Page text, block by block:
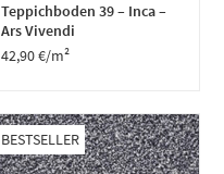
Teppichboden 39 – Inca –
Ars Vivendi
42,90€/m²
BESTSELLER